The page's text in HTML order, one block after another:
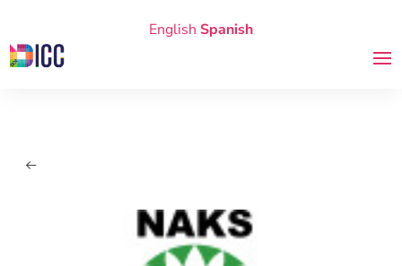
English Spanish